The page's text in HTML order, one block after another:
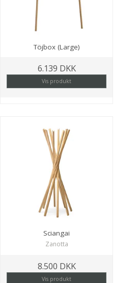
Töjbox (Large)
6.139 DKK
Vis produkt
Sciangai
Zanotta
8.500 DKK
Vis produkt